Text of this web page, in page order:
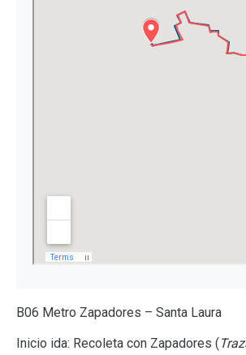
B06 Metro Zapadores – Santa Laura
Inicio ida: Recoleta con Zapadores (